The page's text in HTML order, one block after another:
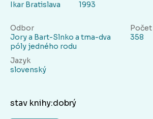
Ikar Bratislava
1993
Odbor
Jory a Bart-Slnko a tma-dva
póly jedného rodu
358
Jazyk
slovenský
stav knihy:dobrý